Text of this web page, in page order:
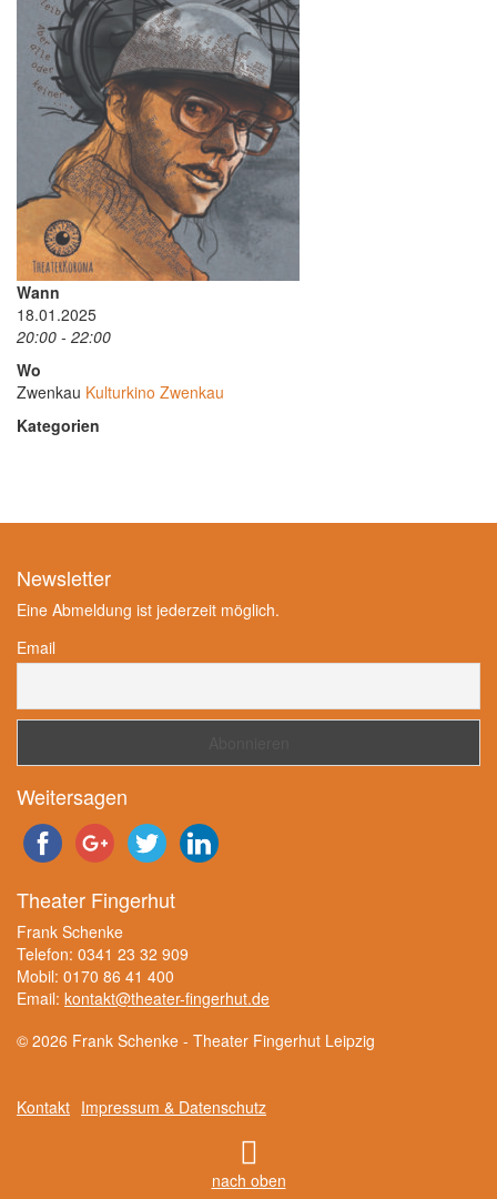
Wann
18.01.2025
20:00 - 22:00
Wo
Zwenkau Kulturkino Zwenkau
Kategorien
Newsletter
Eine Abmeldung ist jederzeit möglich.
Email
Weitersagen
Theater Fingerhut
Frank Schenke
Telefon: 0341 23 32 909
Mobil: 0170 86 41 400
Email: kontakt@theater-fingerhut.de
© 2026 Frank Schenke - Theater Fingerhut Leipzig
Kontakt Impressum & Datenschutz
nach oben